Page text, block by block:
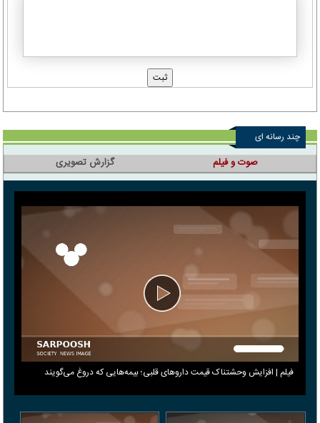
چند رسانه ای
صوت و فیلم
فیلم | افزایش وحشتناک قیمت داروهای قلبی؛ بیمه‌هایی که دروغ می‎‌گویند
گزارش تصویری